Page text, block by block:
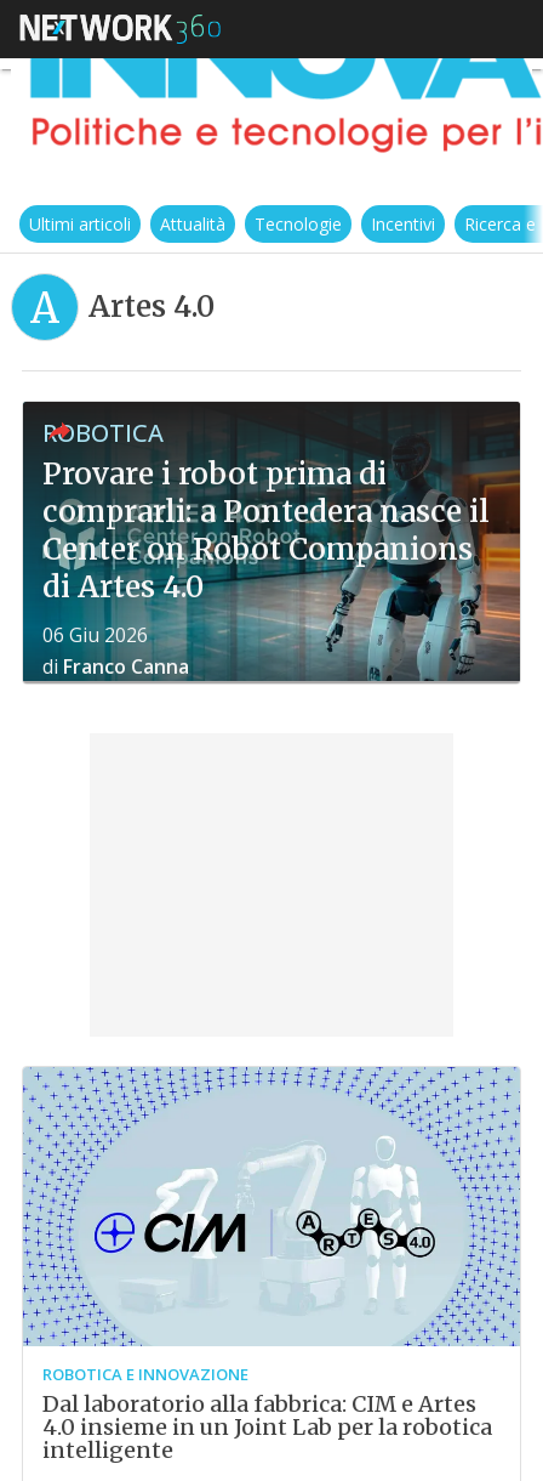
Ultimi articoli Attualità Tecnologie Incentivi Ricerca
A Artes 4.0
ROBOTICA
Provare i robot prima di
comprarli: a Pontedera nasce il
Center on Robot Companions
di Artes 4.0
06 Giu 2026
di Franco Canna
ROBOTICA E INNOVAZIONE
Dal laboratorio alla fabbrica: CIM e Artes
4.0 insieme in un Joint Lab per la robotica
intelligente